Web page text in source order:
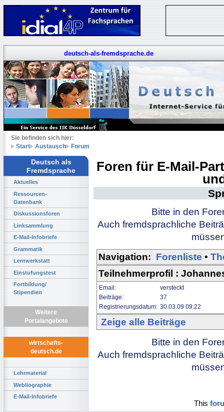
deutsch-als-fremdsprache.de
Sie befinden sich hier:
Start
Austausch Forum
Deutsch als
Fremdsprache
Aktuelles
Ressourcen-
Datenbank
Diskussionsforen
Linksammlung
E-Mail-Infobriefe
Grammatik
Lernwerkstatt
Einstufungstest
Fortbildung/
Stipendien
Weitere
Portalangebote
wirtschafts-
deutsch.de
Lehrmaterial
Webliographie
E-Mail-Infobriefe
Foren für E-Mail-
Bitte in den
Auch fremdsprachliche
Navigation: Forenliste •
Teilnehmerprofil :
Email:
versteckt
Beiträge:
37
Registrierungsdatum: 30.03.09 09:22
Zeige alle Beiträge
Bitte in den
Auch fremdsprachliche
This